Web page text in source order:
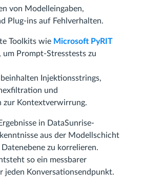
von Modelleingaben,
Plug-ins auf Fehlverhalten.
Toolkits wie Microsoft PyRIT
, um Prompt-Stresstests zu
Injektionsstrings,
und
zur Kontextverwirrung.
in DataSunrise-
aus der Modellschicht
zu korrelieren.
so ein messbarer
jeden Konversationsendpunkt.